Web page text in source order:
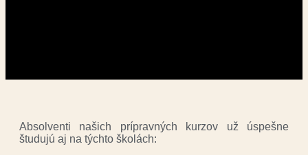
Absolventi našich prípravných kurzov už úspešne
študujú aj na týchto školách: